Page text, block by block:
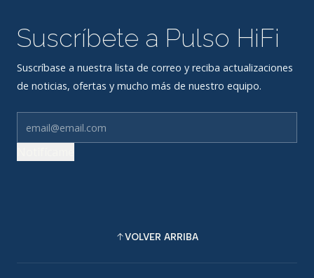
Suscríbete a Pulso HiFi
Suscríbase a nuestra lista de correo y reciba actualizaciones
de noticias, ofertas y mucho más de nuestro equipo.
VOLVER ARRIBA